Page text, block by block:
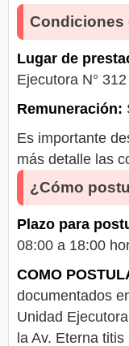
Condiciones
Lugar de
Ejecutora N°
Remuneración:
Es importante
más detalle las
¿Cómo
Plazo para
08:00 a 18:00
COMO
documentados
Unidad
la Av. Eterna